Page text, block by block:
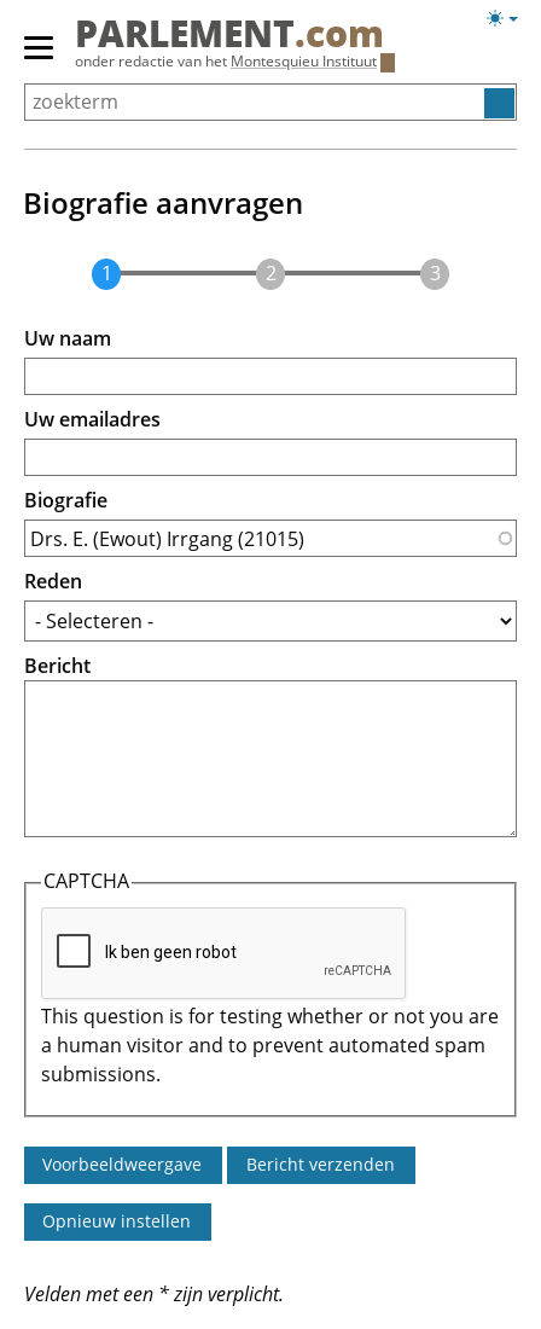
Overslaan
Primair
menu
tonen/verbergen
PARLEMENT.com
onder redactie van het Montesquieu Instituut
Biografie aanvragen
Uw naam
Uw emailadres
Biografie
Reden
Bericht
CAPTCHA
This question is for testing whether or not you are
a human visitor and to prevent automated spam
submissions.
Velden met een * zijn verplicht.